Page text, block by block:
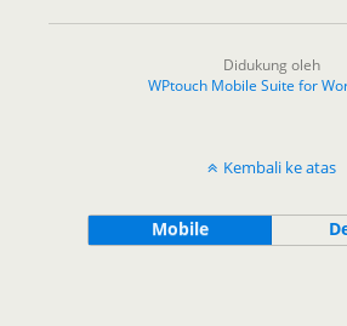
Didukung oleh
WPtouch Mobile Suite for
Kembali ke atas
Mobile